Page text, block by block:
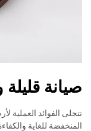
صيانة قليلة
المنخفضة للغاية